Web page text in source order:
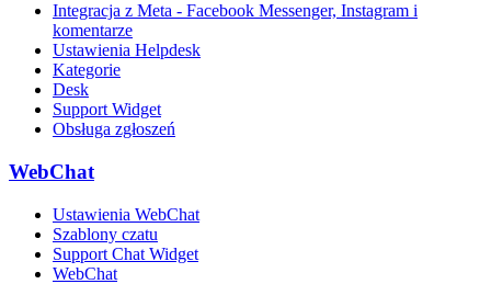
Integracja z Meta - Facebook Messenger, Instagram i
komentarze
Ustawienia Helpdesk
Kategorie
Desk
Support Widget
Obsługa zgłoszeń
WebChat
Ustawienia WebChat
Szablony czatu
Support Chat Widget
WebChat